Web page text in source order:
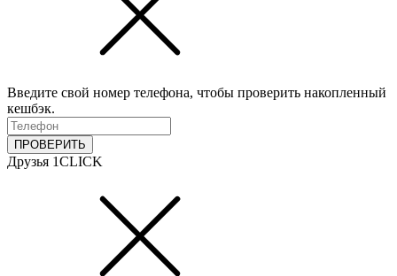
Введите свой номер телефона, чтобы проверить накопленный
кешбэк.
ПРОВЕРИТЬ
Друзья 1CLICK